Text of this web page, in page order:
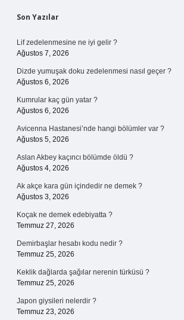
Sidebar
Son Yazılar
Lif zedelenmesine ne iyi gelir ?
Ağustos 7, 2026
Dizde yumuşak doku zedelenmesi nasıl geçer ?
Ağustos 6, 2026
Kumrular kaç gün yatar ?
Ağustos 6, 2026
Avicenna Hastanesi’nde hangi bölümler var ?
Ağustos 5, 2026
Aslan Akbey kaçıncı bölümde öldü ?
Ağustos 4, 2026
Ak akçe kara gün içindedir ne demek ?
Ağustos 3, 2026
Koçak ne demek edebiyatta ?
Temmuz 27, 2026
Demirbaşlar hesabı kodu nedir ?
Temmuz 25, 2026
Keklik dağlarda şağılar nerenin türküsü ?
Temmuz 25, 2026
Japon giysileri nelerdir ?
Temmuz 23, 2026